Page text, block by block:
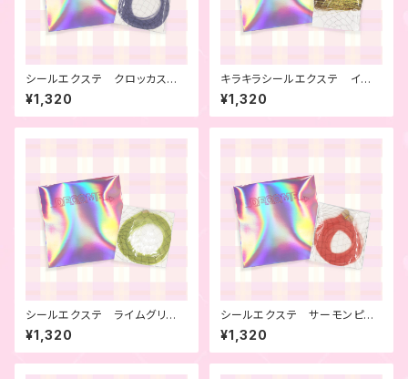
シールエクステ クロッカス 4
本セット
¥1,320
キラキラシールエクステ イエ
ロー 4本セット
¥1,320
シールエクステ ライムグリー
ン 4本セット
¥1,320
シールエクステ サーモンピン
ク 4本セット
¥1,320